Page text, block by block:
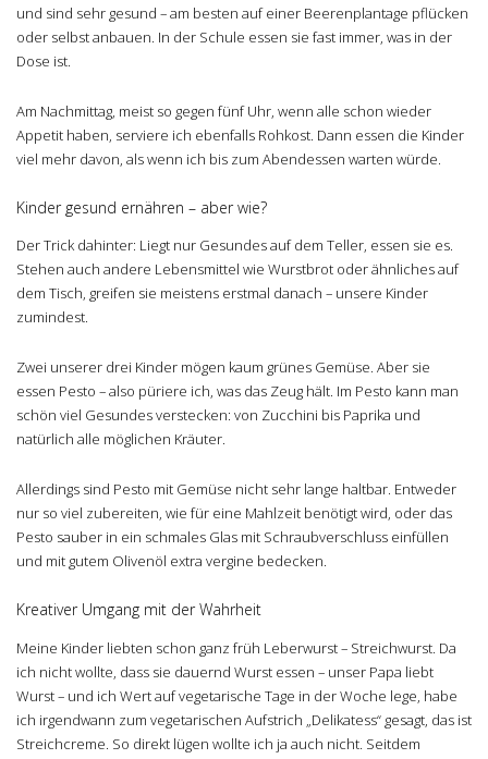
und sind sehr gesund – am besten auf einer Beerenplantage pflücken
oder selbst anbauen. In der Schule essen sie fast immer, was in der
Dose ist.
Am Nachmittag, meist so gegen fünf Uhr, wenn alle schon wieder
Appetit haben, serviere ich ebenfalls Rohkost. Dann essen die Kinder
viel mehr davon, als wenn ich bis zum Abendessen warten würde.
Kinder gesund ernähren – aber wie?
Der Trick dahinter: Liegt nur Gesundes auf dem Teller, essen sie es.
Stehen auch andere Lebensmittel wie Wurstbrot oder ähnliches auf
dem Tisch, greifen sie meistens erstmal danach – unsere Kinder
zumindest.
Zwei unserer drei Kinder mögen kaum grünes Gemüse. Aber sie
essen Pesto – also püriere ich, was das Zeug hält. Im Pesto kann man
schön viel Gesundes verstecken: von Zucchini bis Paprika und
natürlich alle möglichen Kräuter.
Allerdings sind Pesto mit Gemüse nicht sehr lange haltbar. Entweder
nur so viel zubereiten, wie für eine Mahlzeit benötigt wird, oder das
Pesto sauber in ein schmales Glas mit Schraubverschluss einfüllen
und mit gutem Olivenöl extra vergine bedecken.
Kreativer Umgang mit der Wahrheit
Meine Kinder liebten schon ganz früh Leberwurst – Streichwurst. Da
ich nicht wollte, dass sie dauernd Wurst essen – unser Papa liebt
Wurst – und ich Wert auf vegetarische Tage in der Woche lege, habe
ich irgendwann zum vegetarischen Aufstrich „Delikatess“ gesagt, das ist
Streichcreme. So direkt lügen wollte ich ja auch nicht. Seitdem